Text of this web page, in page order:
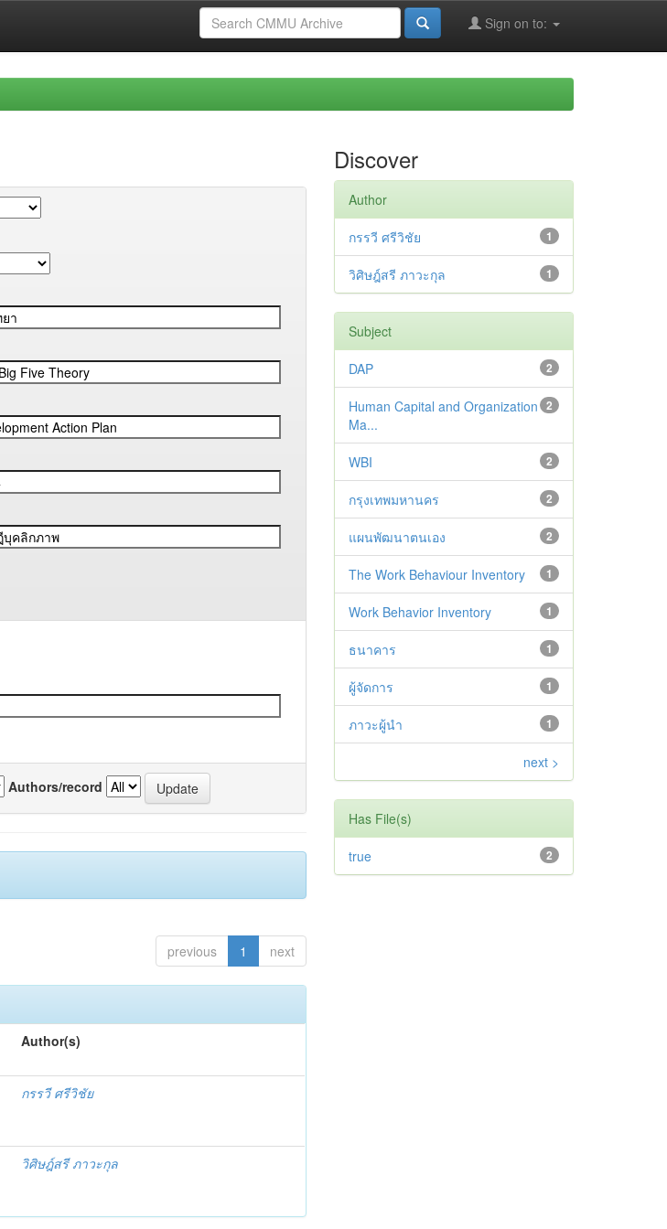
Sign on to:
Authors/record
previous 1 next
Author(s)
กรรวี ศรีวิชัย
วิศิษฎ์สรี ภาวะกุล
Discover
Author
1
กรรวี ศรีวิชัย
1
วิศิษฎ์สรี ภาวะกุล
Subject
2
DAP
2
Human Capital and Organization
Ma...
2
WBI
2
กรุงเทพมหานคร
2
แผนพัฒนาตนเอง
1
The Work Behaviour Inventory
1
Work Behavior Inventory
1
ธนาคาร
1
ผู้จัดการ
1
ภาวะผู้นำ
next >
Has File(s)
2
true